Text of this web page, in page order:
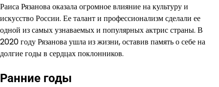
Раиса Рязанова оказала огромное влияние на культуру и
искусство России. Ее талант и профессионализм сделали ее
одной из самых узнаваемых и популярных актрис страны. В
2020 году Рязанова ушла из жизни, оставив память о себе на
долгие годы в сердцах поклонников.
Ранние годы